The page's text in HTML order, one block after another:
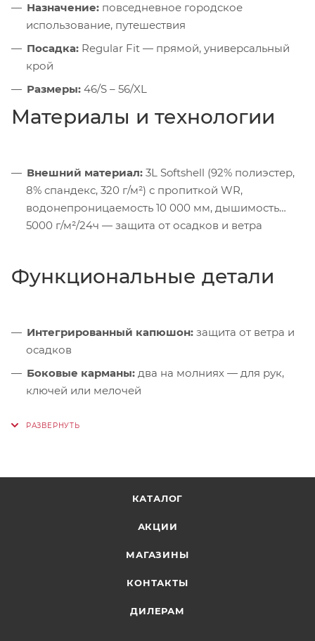
Назначение: повседневное городское
использование, путешествия
Посадка: Regular Fit — прямой, универсальный
крой
Размеры: 46/S – 56/XL
Материалы и технологии
Внешний материал: 3L Softshell (92% полиэстер,
8% спандекс, 320 г/м²) с пропиткой WR,
водонепроницаемость 10 000 мм, дышимость
5000 г/м²/24ч — защита от осадков и ветра
Функциональные детали
Интегрированный капюшон: защита от ветра и
осадков
Боковые карманы: два на молниях — для рук,
ключей или мелочей
документов и гаджетов
Светоотражающие элементы:
КАТАЛОГ
АКЦИИ
МАГАЗИНЫ
КОНТАКТЫ
ДИЛЕРАМ